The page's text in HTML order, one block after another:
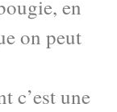
en
on peut
c’est une